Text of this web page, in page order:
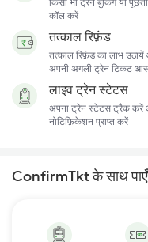
कॉल करें
तत्काल रिफ़ंड
तत्काल रिफ़ंड का लाभ उठायें
अपनी अगली ट्रेन टिकट
लाइव ट्रेन स्टेटस
अपना ट्रेन स्टेटस ट्रैक करें
नोटिफ़िकेशन प्राप्त करें
ConfirmTkt के साथ